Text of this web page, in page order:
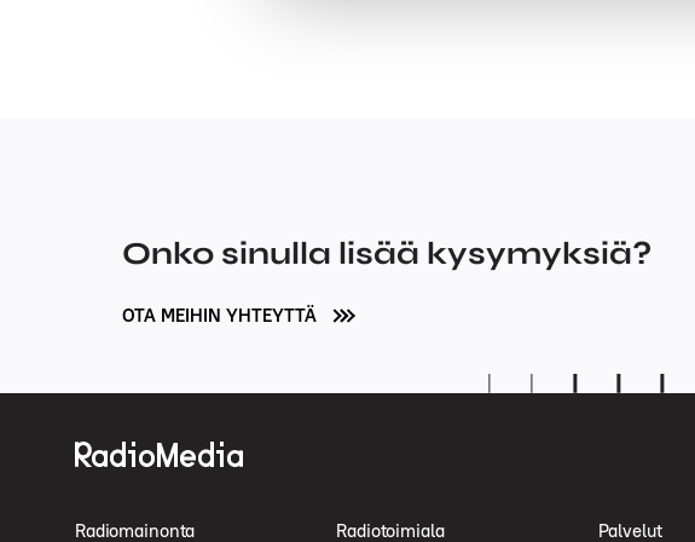
Onko sinulla lisää kysymyksiä?
OTA MEIHIN YHTEYTTÄ
Radiomainonta Radiotoimiala Palvelut